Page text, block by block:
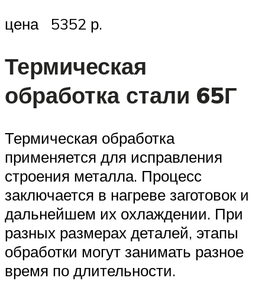
цена 5352 р.
Термическая
обработка стали 65Г
Термическая обработка
применяется для исправления
строения металла. Процесс
заключается в нагреве заготовок и
дальнейшем их охлаждении. При
разных размерах деталей, этапы
обработки могут занимать разное
время по длительности.